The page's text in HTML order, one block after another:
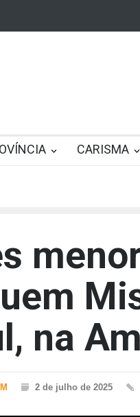
CARISMA
na
2 de julho de 2025